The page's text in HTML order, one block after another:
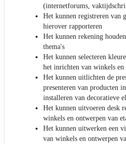
(internetforums,
Het kunnen registreren van
hierover rapporteren
Het kunnen rekening
thema's
Het kunnen selecteren
het inrichten van winkels en
Het kunnen uitlichten de
presenteren van producten
installeren van decoratieve
Het kunnen uitvoeren desk
winkels en ontwerpen van
Het kunnen uitwerken een
van winkels en ontwerpen